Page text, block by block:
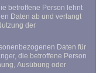
betroffene Person lehnt
Daten ab und verlangt
der
Daten für
die betroffene Person
Ausübung oder